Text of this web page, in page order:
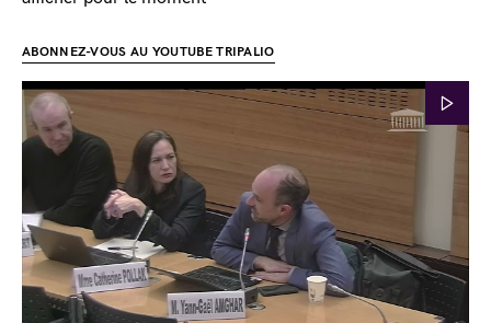
ABONNEZ-VOUS AU YOUTUBE TRIPALIO